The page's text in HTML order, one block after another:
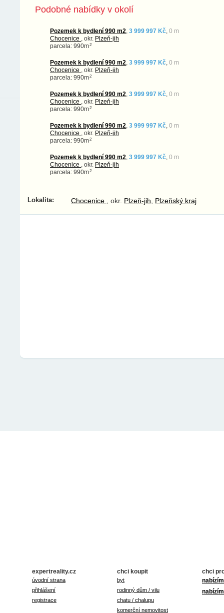
Podobné nabídky v okolí
Pozemek k bydlení 990 m2 3 999 997 Kč 0 m
Chocenice
, okr. Plzeň-jih
parcela: 990m2
Pozemek k bydlení 990 m2 3 999 997 Kč 0 m
Chocenice
, okr. Plzeň-jih
parcela: 990m2
Pozemek k bydlení 990 m2 3 999 997 Kč 0 m
Chocenice
, okr. Plzeň-jih
parcela: 990m2
Pozemek k bydlení 990 m2 3 999 997 Kč 0 m
Chocenice
, okr. Plzeň-jih
parcela: 990m2
Pozemek k bydlení 990 m2 3 999 997 Kč 0 m
Chocenice
, okr. Plzeň-jih
parcela: 990m2
Lokalita: Chocenice , okr. Plzeň-jih Plzeňský kraj
expertreality.cz
úvodní strana
přihlášení
registrace
chci koupit
byt
rodinný dům / vilu
chatu / chalupu
komerční nemovitost
chci